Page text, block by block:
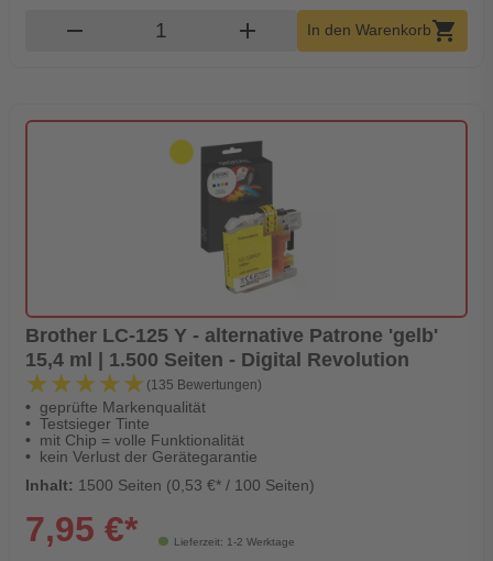
remove Produkt Warenkorb Menge
add In den Warenkorbshopping_cart
Brother LC-125 Y - alternative Patrone 'gelb'
15,4 ml | 1.500 Seiten - Digital Revolution
★★★★★
★★★★★ (135 Bewertungen)
geprüfte Markenqualität
Testsieger Tinte
mit Chip = volle Funktionalität
kein Verlust der Gerätegarantie
Inhalt: 1500 Seiten (0,53 €* / 100 Seiten)
Lieferzeit: 1-2 Werktage
7,95 €*